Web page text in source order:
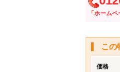
「ホーム
この
価格